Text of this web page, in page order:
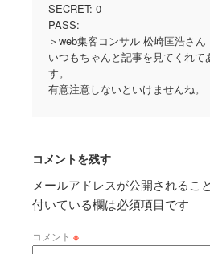
SECRET: 0
PASS:
＞web集客コンサル 松崎匡浩さん
いつもちゃんと記事を見てくれて
す。
有意注意しないといけませんね。
コメントを残す
メールアドレスが公開されるこ
付いている欄は必須項目です
コメント ※